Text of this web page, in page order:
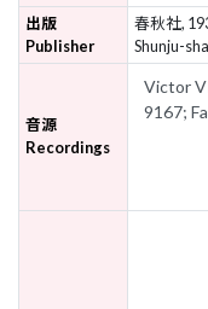
出版
Publisher
春秋社,
Shunju-
音源
Recordings